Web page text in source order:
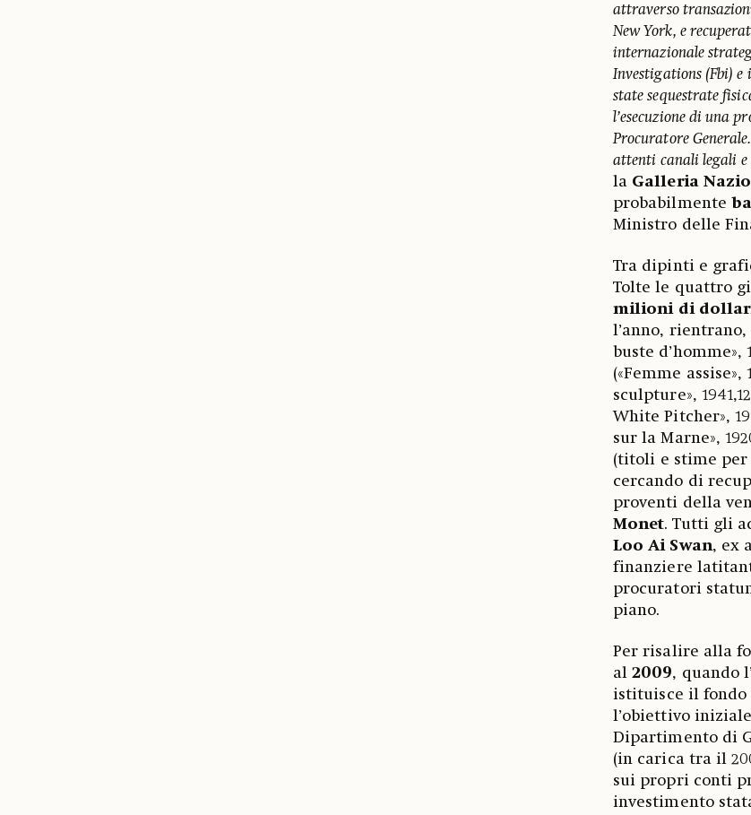
attraverso transazioni
New York, e
internazionale
Investigations (Fbi)
state sequestrate
l’esecuzione di una
Procuratore
attenti canali legali
la Galleria
probabilmente
Ministro delle
Tra dipinti e
Tolte le quattro
milioni di
l’anno,
buste
(«Femme assise»,
sculpture»,
White Pitcher»,
sur la Marne»,
(titoli e stime
cercando di
proventi della
Monet. Tutti gli
Loo Ai Swan, ex
finanziere
procuratori
piano.
Per risalire alla
al2009, quando
istituisce il fondo
l’obiettivo
Dipartimento di
(in carica tra il
sui propri conti
investimento